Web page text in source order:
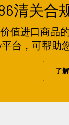
清关合
值进口商品
平台，可帮助
了